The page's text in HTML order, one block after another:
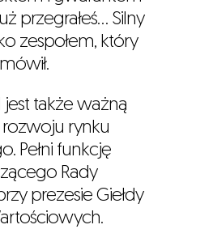
przegrałeś… Silny
zespołem, który
także ważną
rynku
Pełni funkcję
Rady
prezesie Giełdy